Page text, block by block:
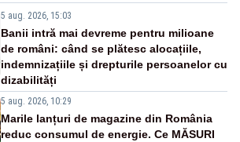
5 aug. 2026, 15:03
Banii intră mai devreme pentru milioane
de români: când se plătesc alocațiile,
indemnizațiile și drepturile persoanelor cu
dizabilități
5 aug. 2026, 10:29
Marile lanțuri de magazine din România
reduc consumul de energie. Ce MĂSURI